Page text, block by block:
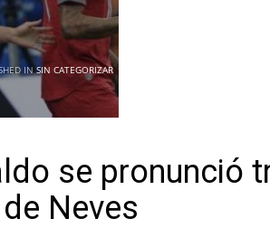
INSIN CATEGORIZAR
se pronunció
Neves